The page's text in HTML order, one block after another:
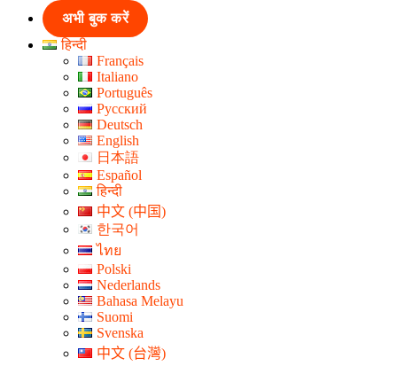
अभी बुक करें
हिन्दी
Français
Italiano
Português
Русский
Deutsch
English
日本語
Español
हिन्दी
中文 (中国)
한국어
ไทย
Polski
Nederlands
Bahasa Melayu
Suomi
Svenska
中文 (台灣)